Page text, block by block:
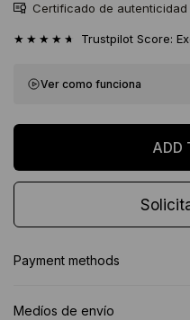
Certificado de
★★★★★ Trustpilot Score:
Ver como funciona
Payment methods
Medíos de envío